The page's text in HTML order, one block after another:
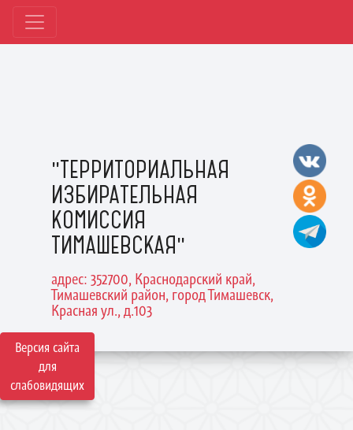
Версия сайта
для
слабовидящих
"ТЕРРИТОРИАЛЬНАЯ
ИЗБИРАТЕЛЬНАЯ
КОМИССИЯ
ТИМАШЕВСКАЯ"
адрес: 352700, Краснодарский край,
Тимашевский район, город Тимашевск,
Красная ул., д.103